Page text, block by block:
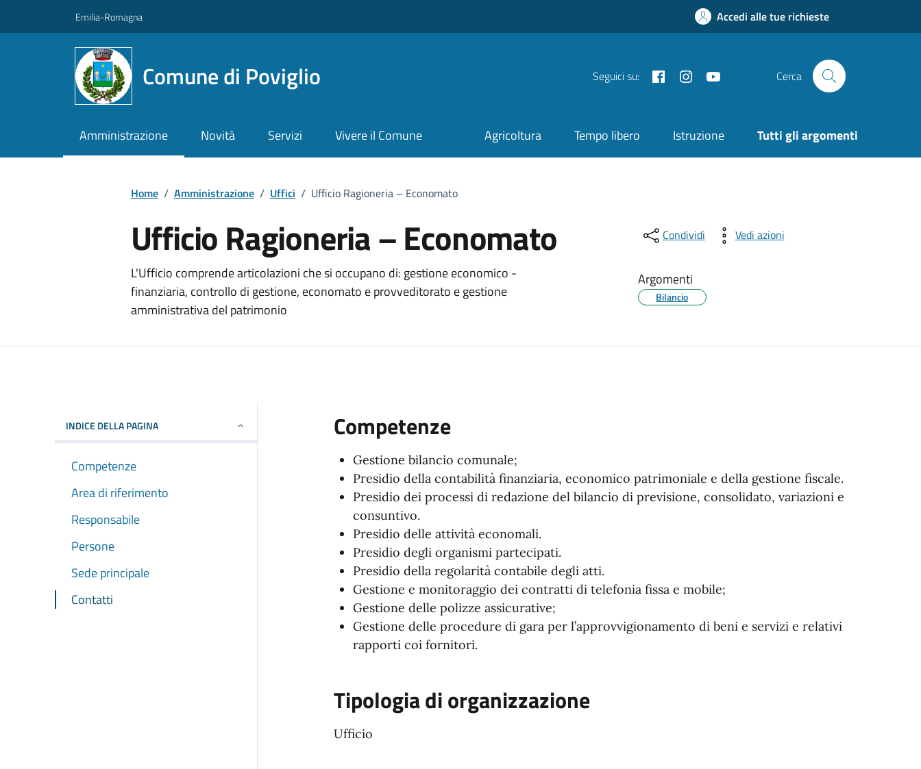
Emilia-Romagna Accedi alle tue richieste
Comune di Poviglio Seguici su: FacebookInstagram Cerca
Amministrazione Novità Servizi Vivere il Comune Agricoltura Tempo libero Istruzione Tutti gli argomenti
Home / Amministrazione / Uffici / Ufficio Ragioneria – Economato
Ufficio Ragioneria – Economato
L'Ufficio comprende articolazioni che si occupano di: gestione economico -
finanziaria, controllo di gestione, economato e provveditorato e gestione
amministrativa del patrimonio
Condividi Vedi azioni
Argomenti
Bilancio
INDICE DELLA PAGINA
Competenze
Area di riferimento
Responsabile
Persone
Sede principale
Contatti
Competenze
Gestione bilancio comunale;
Presidio della contabilità finanziaria, economico patrimoniale e della gestione fiscale.
Presidio dei processi di redazione del bilancio di previsione, consolidato, variazioni e
consuntivo.
Presidio delle attività economali.
Presidio degli organismi partecipati.
Presidio della regolarità contabile degli atti.
Gestione e monitoraggio dei contratti di telefonia fissa e mobile;
Gestione delle polizze assicurative;
Gestione delle procedure di gara per l’approvvigionamento di beni e servizi e relativi
rapporti coi fornitori.
Tipologia di organizzazione
Ufficio